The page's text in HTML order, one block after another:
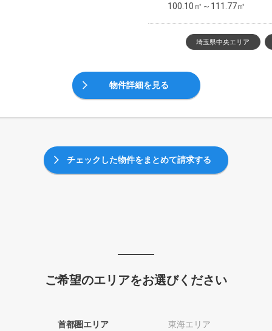
100.10㎡～111.77㎡
埼玉県中央エリア
物件詳細を見る
チェックした物件をまとめて請求する
ご希望のエリアをお選びください
首都圏エリア 東海エリア